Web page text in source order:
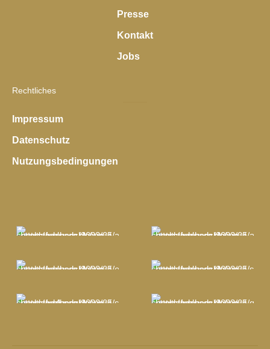
Presse
Kontakt
Jobs
Rechtliches
Impressum
Datenschutz
Nutzungsbedingungen